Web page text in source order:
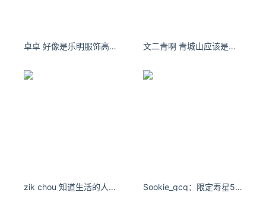
卓卓 好像是乐明服饰高端定制家的 文二青啊 青城山应该是成都人民的后花园吧！
zik chou 知道生活的人就是艺术家 - 小红书 Sookie_gcq：限定寿星517#金牛女 #夏日物语 #芭蕾少女